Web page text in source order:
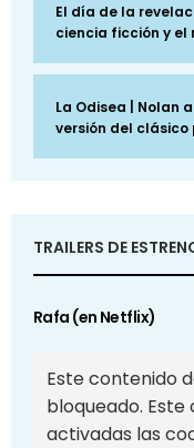
El día de la
ciencia ficción y el
La Odisea | Nolan
versión del clásico
TRAILERS DE
Rafa (en Netflix)
Este contenido
bloqueado.
activadas las